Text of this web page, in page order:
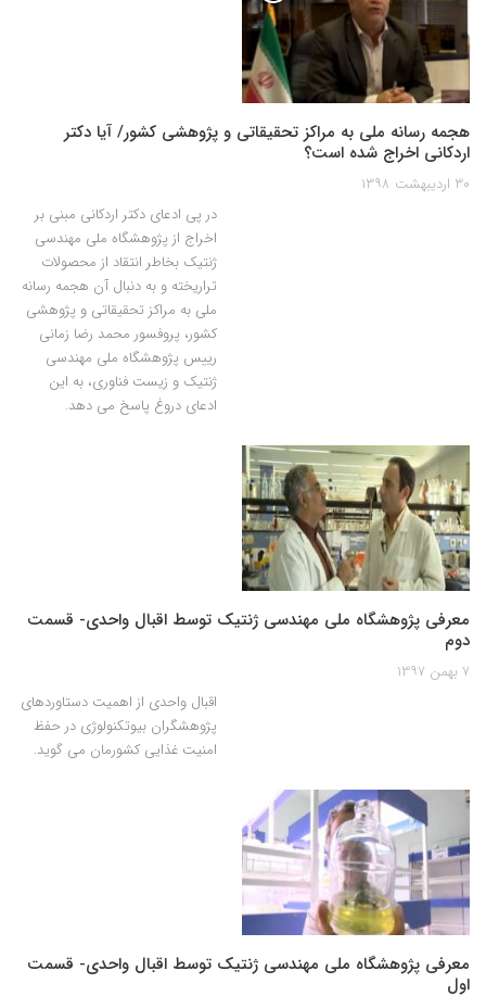
هجمه رسانه ملی به مراکز تحقیقاتی و پژوهشی کشور/ آیا دکتر
اردکانی اخراج شده است؟
۳۰ اردیبهشت ۱۳۹۸
در پی ادعای دکتر اردکانی مبنی بر
اخراج از پژوهشگاه ملی مهندسی
ژنتیک بخاطر انتقاد از محصولات
تراریخته و به دنبال آن هجمه رسانه
ملی به مراکز تحقیقاتی و پژوهشی
کشور، پروفسور محمد رضا زمانی
رییس پژوهشگاه ملی مهندسی
ژنتیک و زیست فناوری، به این
ادعای دروغ پاسخ می دهد.
معرفی پژوهشگاه ملی مهندسی ژنتیک توسط اقبال واحدی- قسمت
دوم
۷ بهمن ۱۳۹۷
اقبال واحدی از اهمیت دستاوردهای
پژوهشگران بیوتکنولوژی در حفظ
امنیت غذایی کشورمان می گوید.
معرفی پژوهشگاه ملی مهندسی ژنتیک توسط اقبال واحدی- قسمت
اول